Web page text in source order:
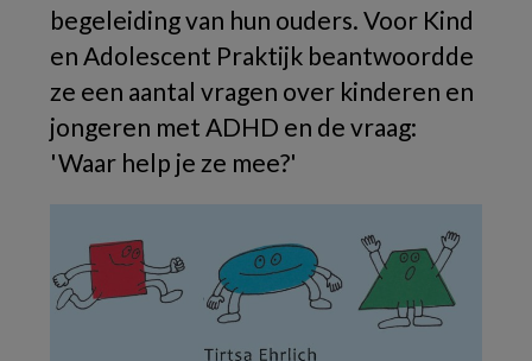
begeleiding van hun ouders. Voor Kind
en Adolescent Praktijk beantwoordde
ze een aantal vragen over kinderen en
jongeren met ADHD en de vraag:
'Waar help je ze mee?'